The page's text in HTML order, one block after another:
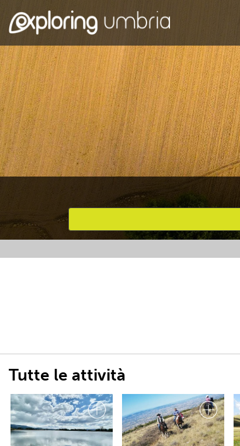
Attività preferite
Tutte le attività